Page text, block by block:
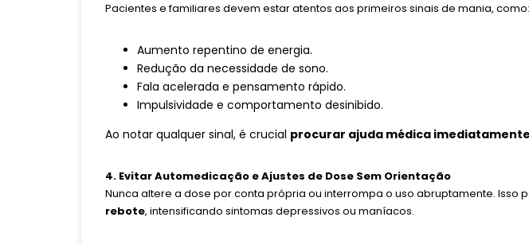
Pacientes e familiares devem estar atentos aos primeiros sinais de mania, como:
Aumento repentino de energia.
Redução da necessidade de sono.
Fala acelerada e pensamento rápido.
Impulsividade e comportamento desinibido.
Ao notar qualquer sinal, é crucial procurar ajuda médica imediatamente
4. Evitar Automedicação e Ajustes de Dose Sem Orientação
Nunca altere a dose por conta própria ou interrompa o uso abruptamente. Isso
rebote, intensificando sintomas depressivos ou maníacos.